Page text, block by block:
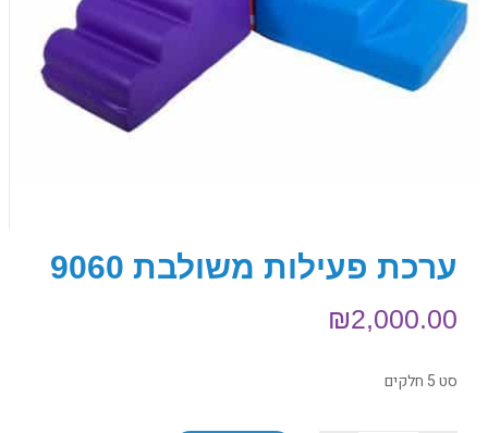
ערכת פעילות משולבת 9060
₪2,000.00
סט 5 חלקים